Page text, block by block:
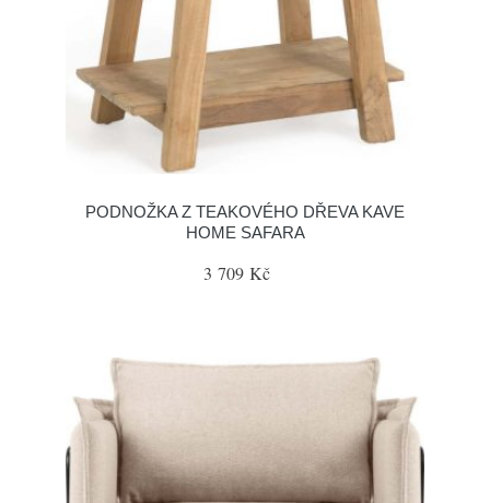
PODNOŽKA Z TEAKOVÉHO DŘEVA KAVE
HOME SAFARA
3 709 Kč